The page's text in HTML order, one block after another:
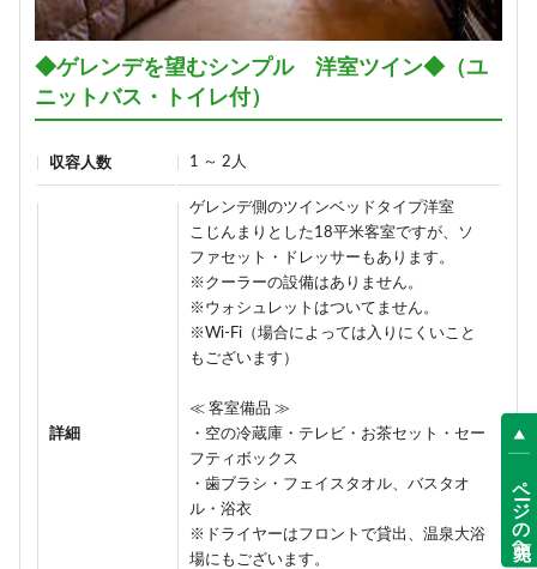
◆ゲレンデを望むシンプル 洋室ツイン◆（ユ
ニットバス・トイレ付）
収容人数 1 ～ 2人
詳細
ゲレンデ側のツインベッドタイプ洋室
こじんまりとした18平米客室ですが、ソ
ファセット・ドレッサーもあります。
※クーラーの設備はありません。
※ウォシュレットはついてません。
※Wi-Fi（場合によっては入りにくいこと
もございます）
≪ 客室備品 ≫
・空の冷蔵庫・テレビ・お茶セット・セー
フティボックス
・歯ブラシ・フェイスタオル、バスタオ
ル・浴衣
※ドライヤーはフロントで貸出、温泉大浴
場にもございます。
ページの先頭へ